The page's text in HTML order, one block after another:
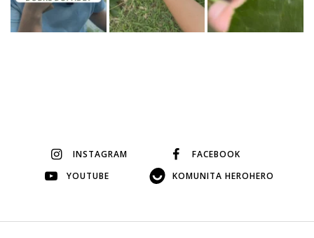
INSTAGRAM
FACEBOOK
YOUTUBE
KOMUNITA HEROHERO